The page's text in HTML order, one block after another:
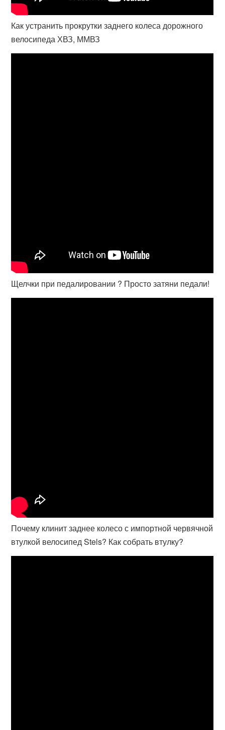
Как устранить прокрутки заднего колеса дорожного
велосипеда ХВЗ, ММВЗ
Щелчки при педалировании ? Просто затяни педали!
Почему клинит заднее колесо с импортной червячной
втулкой велосипед Stels? Как собрать втулку?